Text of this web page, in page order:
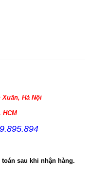
Xuân, Hà Nội
HCM
sau khi nhận hàng.